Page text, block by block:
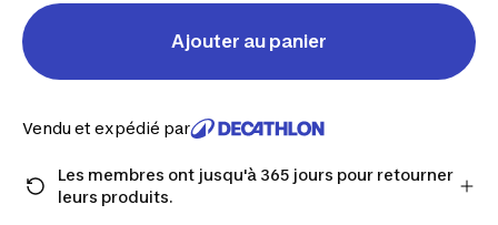
Ajouter au panier
Vendu et expédié par
Les membres ont jusqu'à 365 jours pour retourner
leurs produits.